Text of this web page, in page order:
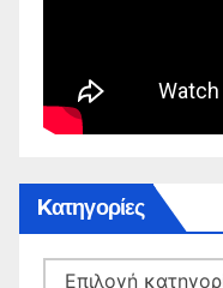
Kατηγορίες
Kατηγορίες